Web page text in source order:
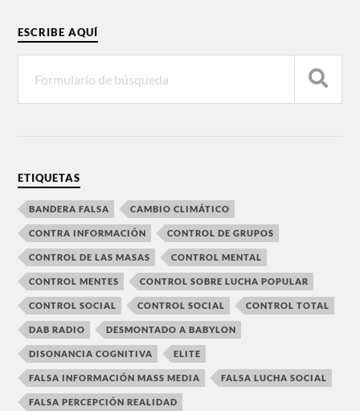
ESCRIBE AQUÍ
ETIQUETAS
BANDERA FALSA CAMBIO CLIMÁTICO
CONTRA INFORMACIÓN CONTROL DE GRUPOS
CONTROL DE LAS MASAS CONTROL MENTAL
CONTROL MENTES CONTROL SOBRE LUCHA POPULAR
CONTROL SOCIAL CONTROL SOCIAL CONTROL TOTAL
DAB RADIO DESMONTADO A BABYLON
DISONANCIA COGNITIVA ELITE
FALSA INFORMACIÓN MASS MEDIA FALSA LUCHA SOCIAL
FALSA PERCEPCIÓN REALIDAD